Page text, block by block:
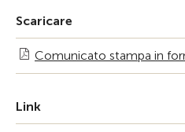
Scaricare
Comunicato stampa in
Link